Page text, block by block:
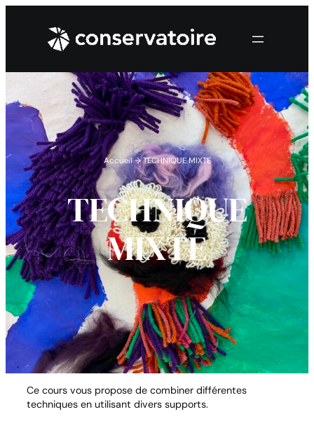
Accueil→TECHNIQUE MIXTE
TECHNIQUE
MIXTE
Ce cours vous propose de combiner différentes
techniques en utilisant divers supports.